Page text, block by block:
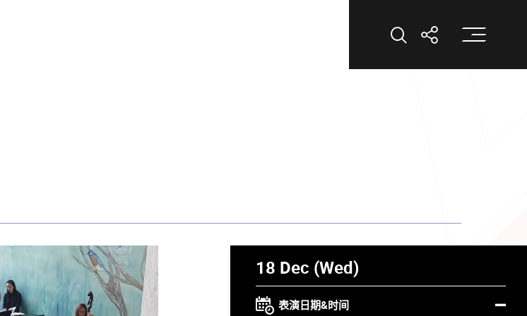
打开搜索打开分享打
18 Dec (Wed)
表演日期&时间